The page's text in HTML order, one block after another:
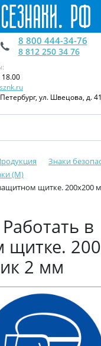
8 800 444-34-76
8 812 250 34 76
ул. Швецова, д.
Знаки
(M)
щитке. 200x200
в
щитке.
2 мм